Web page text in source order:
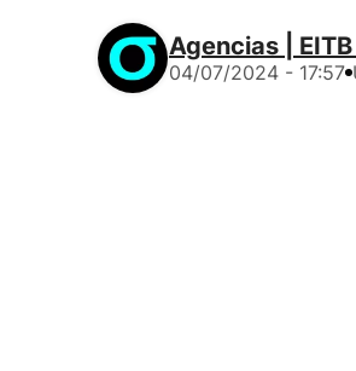
Agencias |
04/07/2024 - 17:57